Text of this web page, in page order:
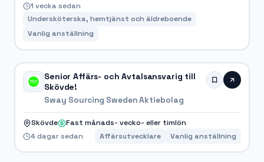
1 vecka sedan
Undersköterska, hemtjänst och äldreboende
Vanlig anställning
Senior Affärs- och Avtalsansvarig till
Skövde!
Sway Sourcing Sweden Aktiebolag
Skövde
Fast månads- vecko- eller timlön
4 dagar sedan
Affärsutvecklare Vanlig anställning